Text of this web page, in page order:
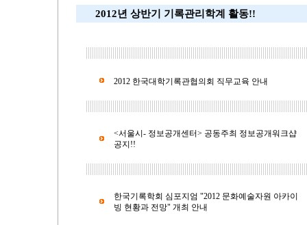
2012년 상반기 기록관리학계 활동!!
2012 한국대학기록관협의회 직무교육 안내
<서울시- 정보공개센터> 공동주최 정보공개워크샵
공지!!
한국기록학회 심포지엄 "2012 문화예술자원 아카이
빙 현황과 전망" 개최 안내